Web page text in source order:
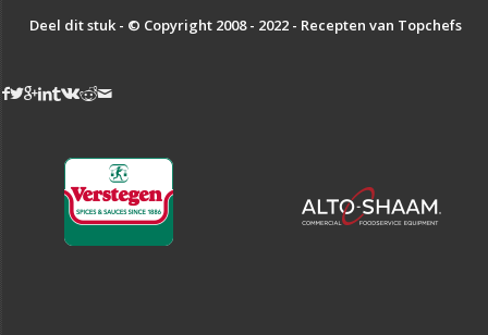
Deel dit stuk - © Copyright 2008 - 2022 - Recepten van Topchefs